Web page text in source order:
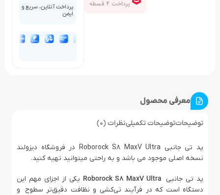
پرداخت آنلاین، سریع و
ایمن
معرفی محصول
توضیحاتتوضیحات تکمیلینظرات (0)
پد تی جانبی Roborock S8 MaxV Ultra در فروشگاه دیزولند
نسخه اصلی موجود می باشد و به راحتی میتوانید تهیه کنید.
پد تی جانبی Roborock S8 MaxV Ultra یکی از اجزای مهم این
دستگاه است که در فرآیند تی‌کشی و نظافت دقیق‌تر سطوح و